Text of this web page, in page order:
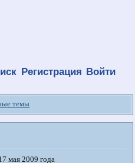
Регистрация Войти
темы
мая 2009 года